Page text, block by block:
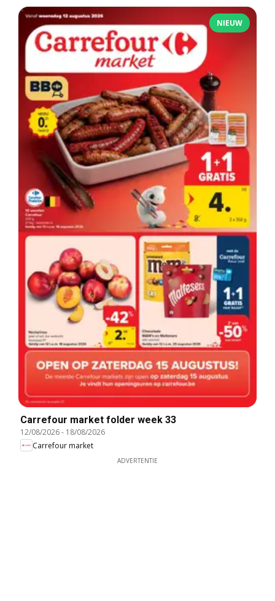
NIEUW
Carrefour market folder week 33
12/08/2026- 18/08/2026
Carrefour market
ADVERTENTIE